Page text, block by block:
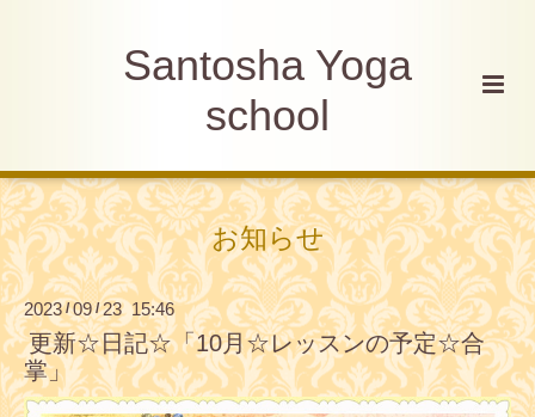
Santosha Yoga
school
お知らせ
2023/09/23 15:46
更新☆日記☆「10月☆レッスンの予定☆合
掌」